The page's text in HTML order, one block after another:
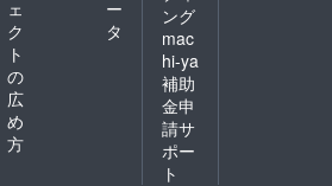
ェ
ク
ト
の
広
め
方
ー
タ
ング
mac
hi-ya
補助
金申
請サ
ポー
ト